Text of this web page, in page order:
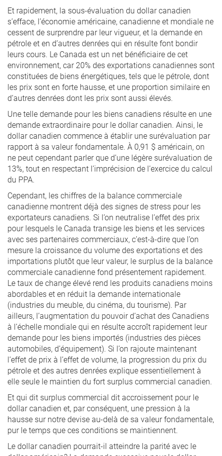
Et rapidement, la sous-évaluation du dollar canadien
s’efface, l’économie américaine, canadienne et mondiale ne
cessent de surprendre par leur vigueur, et la demande en
pétrole et en d’autres denrées qui en résulte font bondir
leurs cours. Le Canada est un net bénéficiaire de cet
environnement, car 20% des exportations canadiennes sont
constituées de biens énergétiques, tels que le pétrole, dont
les prix sont en forte hausse, et une proportion similaire en
d’autres denrées dont les prix sont aussi élevés.
Une telle demande pour les biens canadiens résulte en une
demande extraordinaire pour le dollar canadien. Ainsi, le
dollar canadien commence à établir une surévaluation par
rapport à sa valeur fondamentale. À 0,91 $ américain, on
ne peut cependant parler que d’une légère surévaluation de
13%, tout en respectant l’imprécision de l’exercice du calcul
du PPA.
Cependant, les chiffres de la balance commerciale
canadienne montrent déjà des signes de stress pour les
exportateurs canadiens. Si l’on neutralise l’effet des prix
pour lesquels le Canada transige les biens et les services
avec ses partenaires commerciaux, c’est-à-dire que l’on
mesure la croissance du volume des exportations et des
importations plutôt que leur valeur, le surplus de la balance
commerciale canadienne fond présentement rapidement.
Le taux de change élevé rend les produits canadiens moins
abordables et en réduit la demande internationale
(industries du meuble, du cinéma, du tourisme). Par
ailleurs, l’augmentation du pouvoir d’achat des Canadiens
à l’échelle mondiale qui en résulte accroît rapidement leur
demande pour les biens importés (industries des pièces
automobiles, d’équipement). Si l’on rajoute maintenant
l’effet de prix à l’effet de volume, la progression du prix du
pétrole et des autres denrées explique essentiellement à
elle seule le maintien du fort surplus commercial canadien.
Et qui dit surplus commercial dit accroissement pour le
dollar canadien et, par conséquent, une pression à la
hausse sur notre devise au-delà de sa valeur fondamentale,
pur le temps que ces conditions se maintiennent.
Le dollar canadien pourrait-il atteindre la parité avec le